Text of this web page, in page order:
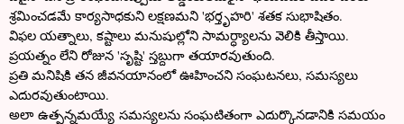
శ్రమించడమే కార్యసాధకుని లక్షణమని 'భర్తృహరి' శతక సుభాషితం.
విఫల యత్నాలు, కష్టాలు మనుషుల్లోని సామర్ధ్యాలను వెలికి తీస్తాయి.
ప్రయత్నం లేని రోజున 'సృష్టి' స్తబ్దుగా తయారవుతుంది.
ప్రతి మనిషికి తన జీవనయానంలో ఊహించని సంఘటనలు, సమస్యలు
ఎదురవుతుంటాయి.
అలా ఉత్పన్నమయ్యే సమస్యలను సంఘటితంగా ఎదుర్కొనడానికి సమయం